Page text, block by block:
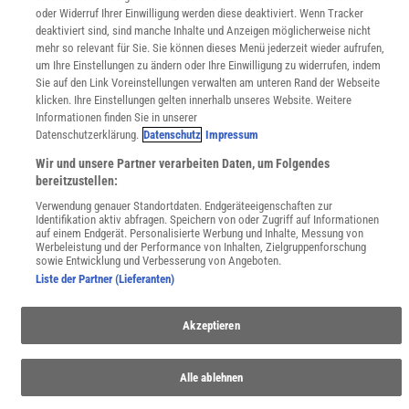
Uns finden Sie auch hier:
oder Widerruf Ihrer Einwilligung werden diese deaktiviert. Wenn Tracker
deaktiviert sind, sind manche Inhalte und Anzeigen möglicherweise nicht
mehr so relevant für Sie. Sie können dieses Menü jederzeit wieder aufrufen,
um Ihre Einstellungen zu ändern oder Ihre Einwilligung zu widerrufen, indem
Sie auf den Link Voreinstellungen verwalten am unteren Rand der Webseite
klicken. Ihre Einstellungen gelten innerhalb unseres Website. Weitere
Informationen finden Sie in unserer
Datenschutzerklärung. Datenschutz Impressum
Wir und unsere Partner verarbeiten Daten, um Folgendes
bereitzustellen:
Verwendung genauer Standortdaten. Endgeräteeigenschaften zur
Identifikation aktiv abfragen. Speichern von oder Zugriff auf Informationen
auf einem Endgerät. Personalisierte Werbung und Inhalte, Messung von
Werbeleistung und der Performance von Inhalten, Zielgruppenforschung
sowie Entwicklung und Verbesserung von Angeboten.
Liste der Partner (Lieferanten)
Akzeptieren
Alle ablehnen